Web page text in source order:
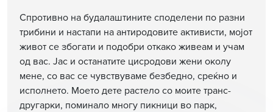
Спротивно на будалаштините споделени по разни
трибини и настапи на антиродовите активисти, мојот
живот се збогати и подобри откако живеам и учам
од вас. Јас и останатите цисродови жени околу
мене, со вас се чувствуваме безбедно, среќно и
исполнето. Моето дете растело со моите транс-
другарки, поминало многу пикници во парк,